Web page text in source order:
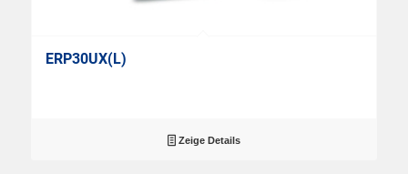
ERP30UX(L)
Zeige Details